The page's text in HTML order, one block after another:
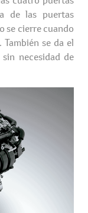
de las puertas
se cierre cuando
se da el
necesidad de